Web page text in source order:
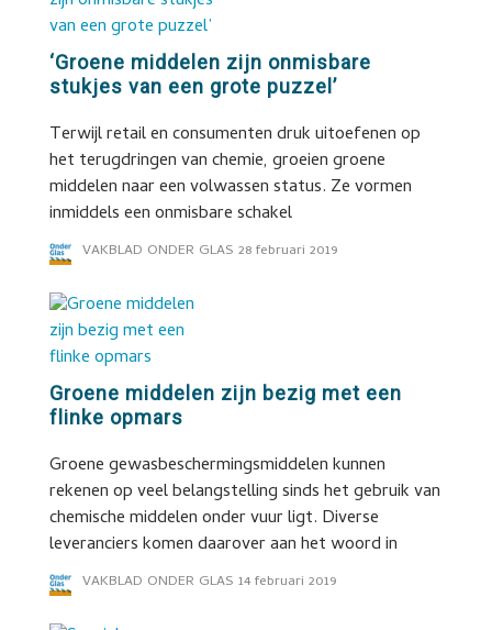
‘Groene middelen zijn onmisbare
stukjes van een grote puzzel’
Terwijl retail en consumenten druk uitoefenen op
het terugdringen van chemie, groeien groene
middelen naar een volwassen status. Ze vormen
inmiddels een onmisbare schakel
VAKBLAD ONDER GLAS 28 februari 2019
Groene middelen zijn bezig met een
flinke opmars
Groene gewasbeschermingsmiddelen kunnen
rekenen op veel belangstelling sinds het gebruik van
chemische middelen onder vuur ligt. Diverse
leveranciers komen daarover aan het woord in
VAKBLAD ONDER GLAS 14 februari 2019